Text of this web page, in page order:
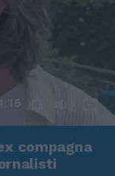
compagna